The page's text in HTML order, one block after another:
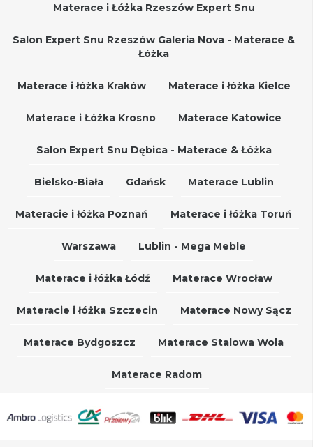
Materace i Łóżka Rzeszów Expert Snu
Salon Expert Snu Rzeszów Galeria Nova - Materace &
Łóżka
Materace i łóżka Kraków Materace i łóżka Kielce
Materace i Łóżka Krosno Materace Katowice
Salon Expert Snu Dębica - Materace & Łóżka
Bielsko-Biała Gdańsk Materace Lublin
Materacie i łóżka Poznań Materace i łóżka Toruń
Warszawa Lublin - Mega Meble
Materace i łóżka Łódź Materace Wrocław
Materacie i łóżka Szczecin Materace Nowy Sącz
Materace Bydgoszcz Materace Stalowa Wola
Materace Radom